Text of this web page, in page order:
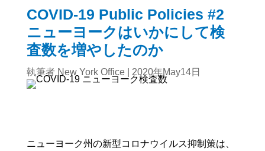
COVID-19 Public Policies #2
ニューヨークはいかにして検
査数を増やしたのか
執筆者 New York Office| 2020年May14日
ニューヨーク州の新型コロナウイルス抑制策は、